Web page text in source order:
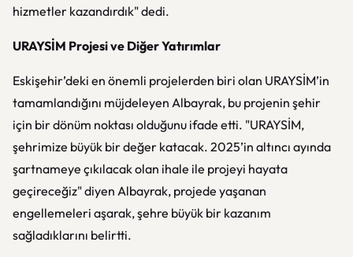
hizmetler kazandırdık" dedi.
URAYSİM Projesi ve Diğer Yatırımlar
Eskişehir’deki en önemli projelerden biri olan URAYSİM’in
tamamlandığını müjdeleyen Albayrak, bu projenin şehir
için bir dönüm noktası olduğunu ifade etti. "URAYSİM,
şehrimize büyük bir değer katacak. 2025’in altıncı ayında
şartnameye çıkılacak olan ihale ile projeyi hayata
geçireceğiz" diyen Albayrak, projede yaşanan
engellemeleri aşarak, şehre büyük bir kazanım
sağladıklarını belirtti.